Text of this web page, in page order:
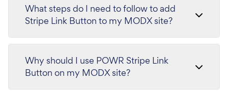
What steps do I need to follow to add
Stripe Link Button to my MODX site?
Why should I use POWR Stripe Link
Button on my MODX site?